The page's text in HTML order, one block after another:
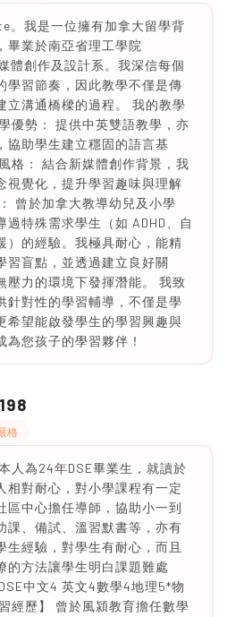
。我是一位擁有加拿大留學背
畢業於南亞省理工學院
體創作及設計系。我深信每個
學習節奏，因此教學不僅是傳
立溝通橋樑的過程。 我的教學
優勢： 提供中英雙語教學，亦
協助學生建立穩固的語言基
格： 結合新媒體創作背景，我
視覺化，提升學習趣味與理解
曾於加拿大教導幼兒及小學
過特殊需求學生（如 ADHD、自
）的經驗。我極具耐心，能精
習盲點，並透過建立良好關
壓力的環境下發揮潛能。 我致
針對性的學習輔導，不僅是學
希望能啟發學生的學習興趣與
為您孩子的學習夥伴！
格
人為24年DSE畢業生，就讀於
相對耐心，對小學課程有一定
區中心擔任導師，協助小一到
課、備試、溫習默書等，亦有
生經驗，對學生有耐心，而且
的方法讓學生明白課題難處
中文4 英文4數學4地理5*物
經歷】 曾於風潁教育擔任數學